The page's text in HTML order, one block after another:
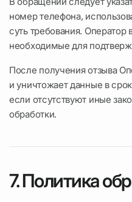
номер телефона,
суть требования. Оператор
необходимые для
После получения отзыва
и уничтожает данные в
если отсутствуют иные
обработки.
7. Политика